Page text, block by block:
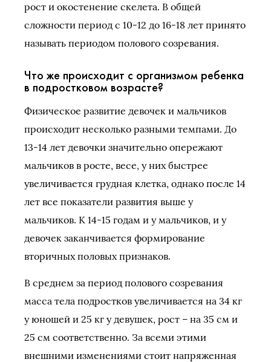
рост и окостенение скелета. В общей
сложности период с 10-12 до 16-18 лет принято
называть периодом полового созревания.
Что же происходит с организмом ребенка
в подростковом возрасте?
Физическое развитие девочек и мальчиков
происходит несколько разными темпами. До
13-14 лет девочки значительно опережают
мальчиков в росте, весе, у них быстрее
увеличивается грудная клетка, однако после 14
лет все показатели развития выше у
мальчиков. К 14-15 годам и у мальчиков, и у
девочек заканчивается формирование
вторичных половых признаков.
В среднем за период полового созревания
масса тела подростков увеличивается на 34 кг
у юношей и 25 кг у девушек, рост – на 35 см и
25 см соответственно. За всеми этими
внешними изменениями стоит напряженная